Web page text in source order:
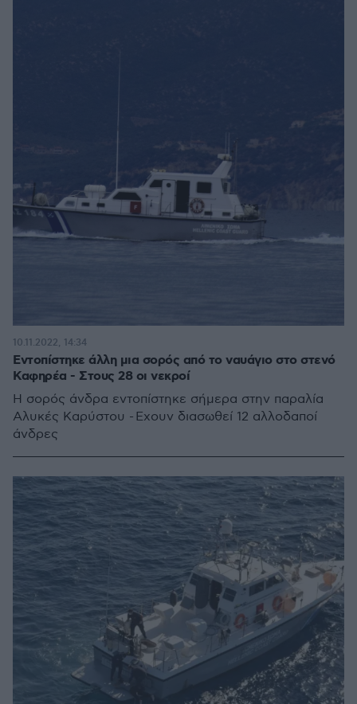
Εντοπίστηκε άλλη μια σορός από το ναυάγιο στο στενό
Καφηρέα - Στους 28 οι νεκροί
H σορός άνδρα εντοπίστηκε σήμερα στην παραλία
Αλυκές Καρύστου - Εχουν διασωθεί 12 αλλοδαποί
άνδρες
10.11.2022, 14:34